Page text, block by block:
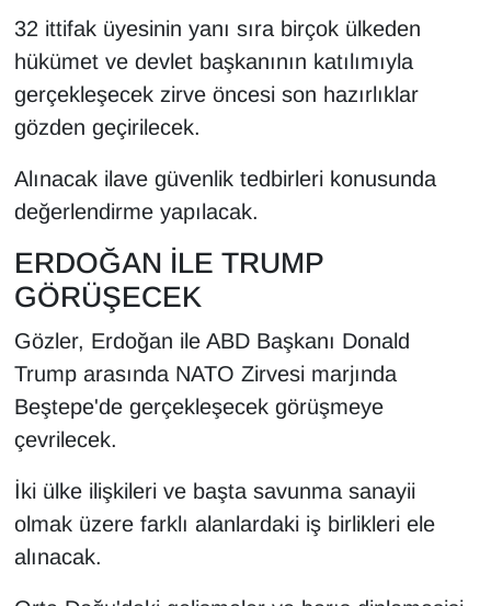
32 ittifak üyesinin yanı sıra birçok ülkeden
hükümet ve devlet başkanının katılımıyla
gerçekleşecek zirve öncesi son hazırlıklar
gözden geçirilecek.
Alınacak ilave güvenlik tedbirleri konusunda
değerlendirme yapılacak.
ERDOĞAN İLE TRUMP
GÖRÜŞECEK
Gözler, Erdoğan ile ABD Başkanı Donald
Trump arasında NATO Zirvesi marjında
Beştepe'de gerçekleşecek görüşmeye
çevrilecek.
İki ülke ilişkileri ve başta savunma sanayii
olmak üzere farklı alanlardaki iş birlikleri ele
alınacak.
MAGAZİN
MEDYA
ONE EKONOMİ
Resmi İlanlar
RÖPORTAJ
SAĞLIK
Seri İlan
Sinema - TV
SİYASET